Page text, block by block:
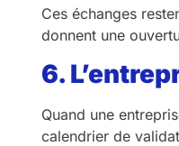
Ces échanges
donnent une
6.
Quand une
calendrier de